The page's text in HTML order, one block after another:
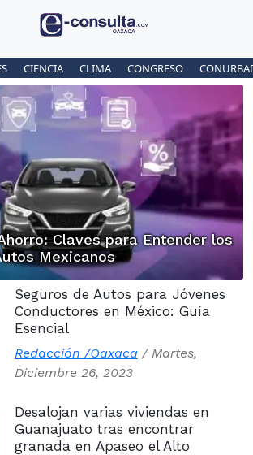
CIENCIA CLIMA CONGRESO
Claves para Entender los
Mexicanos
Seguros de Autos para Jóvenes
Conductores en México: Guía
Esencial
Redacción /Oaxaca / Martes,
Diciembre 26, 2023
Desalojan varias viviendas en
Guanajuato tras encontrar
granada en Apaseo el Alto